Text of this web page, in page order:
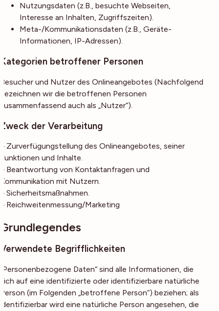
Nutzungsdaten (z.B., besuchte Webseiten,
Interesse an Inhalten, Zugriffszeiten).
Meta-/Kommunikationsdaten (z.B., Geräte-
Informationen, IP-Adressen).
Kategorien betroffener Personen
Besucher und Nutzer des Onlineangebotes (Nachfolgend
bezeichnen wir die betroffenen Personen
zusammenfassend auch als „Nutzer“).
Zweck der Verarbeitung
– Zurverfügungstellung des Onlineangebotes, seiner
Funktionen und Inhalte.
– Beantwortung von Kontaktanfragen und
Kommunikation mit Nutzern.
– Sicherheitsmaßnahmen.
– Reichweitenmessung/Marketing
Grundlegendes
Verwendete Begrifflichkeiten
„Personenbezogene Daten“ sind alle Informationen, die
sich auf eine identifizierte oder identifizierbare natürliche
Person (im Folgenden „betroffene Person“) beziehen; als
identifizierbar wird eine natürliche Person angesehen, die